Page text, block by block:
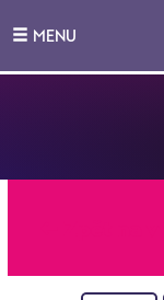
MENU